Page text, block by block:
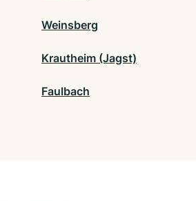
Weinsberg
Krautheim (Jagst)
Faulbach